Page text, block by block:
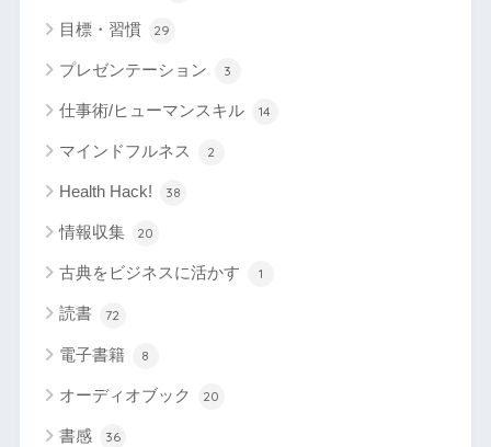
目標・習慣 29
プレゼンテーション 3
仕事術/ヒューマンスキル 14
マインドフルネス 2
Health Hack! 38
情報収集 20
古典をビジネスに活かす 1
読書 72
電子書籍 8
オーディオブック 20
書感 36